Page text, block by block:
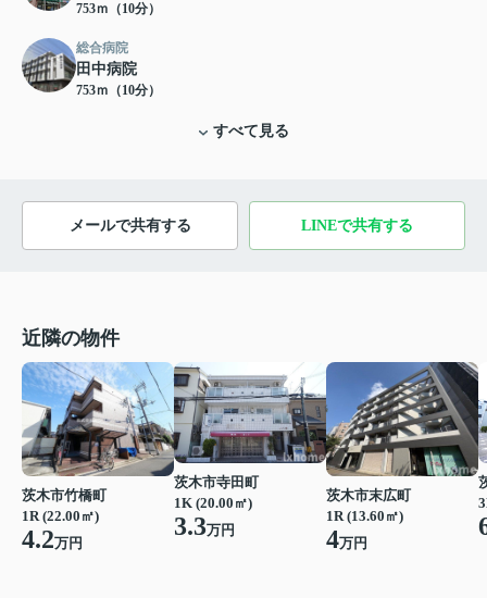
753ｍ（10分）
総合病院
田中病院
753ｍ（10分）
すべて見る
メールで共有する LINEで共有する
近隣の物件
茨木市竹橋町
1R (22.00㎡)
4.2万円
茨木市寺田町
1K (20.00㎡)
3.3万円
茨木市末広町
1R (13.60㎡)
4万円